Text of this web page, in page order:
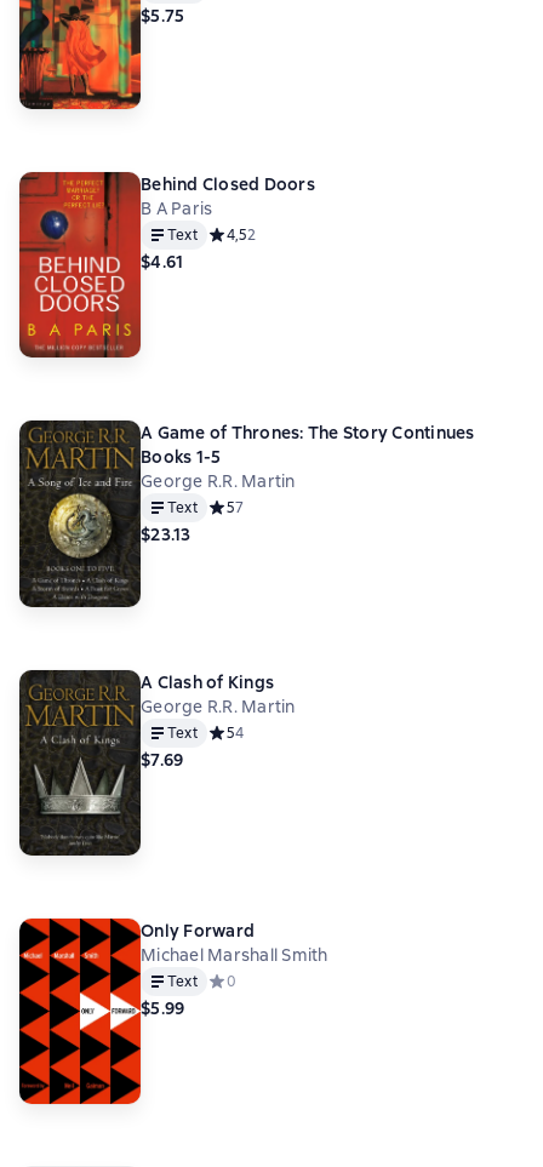
$5.75
Behind Closed Doors
B A Paris
Text Средний рейтинг 4,5 на основе 2 оценок
4,52
$4.61
A Game of Thrones: The Story Continues
Books 1-5
George R.R. Martin
Text Средний рейтинг 5 на основе 7 оценок
57
$23.13
A Clash of Kings
George R.R. Martin
Text Средний рейтинг 5 на основе 4 оценок
54
$7.69
Only Forward
Michael Marshall Smith
Text Средний рейтинг 0 на основе 0 оценок
0
$5.99